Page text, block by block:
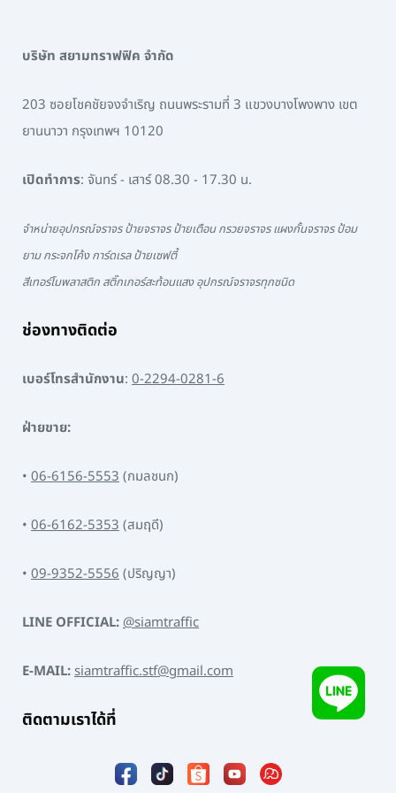
บริษัท สยามทราฟฟิค จำกัด
203 ซอยโชคชัยจงจำเริญ ถนนพระรามที่ 3 แขวงบางโพงพาง เขต
ยานนาวา กรุงเทพฯ 10120
เปิดทำการ: จันทร์ - เสาร์ 08.30 - 17.30 น.
จำหน่ายอุปกรณ์จราจร ป้ายจราจร ป้ายเตือน กรวยจราจร แผงกั้นจราจร ป้อม
ยาม กระจกโค้ง การ์ดเรล ป้ายเซฟตี้
สีเทอร์โมพลาสติก สติ๊กเกอร์สะท้อนแสง อุปกรณ์จราจรทุกชนิด
ช่องทางติดต่อ
เบอร์โทรสำนักงาน: 0-2294-0281-6
ฝ่ายขาย:
• 06-6156-5553 (กมลชนก)
• 06-6162-5353 (สมฤดี)
• 09-9352-5556 (ปริญญา)
LINE OFFICIAL: @siamtraffic
E-MAIL: siamtraffic.stf@gmail.com
ติดตามเราได้ที่